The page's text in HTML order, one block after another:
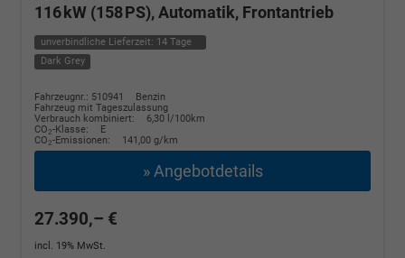
116 kW (158 PS), Automatik, Frontantrieb
unverbindliche Lieferzeit: 14 Tage
Dark Grey
Fahrzeugnr.: 510941
Benzin
Fahrzeug mit Tageszulassung
Verbrauch kombiniert:
6,30 l/100km
CO2-Klasse:
E
CO2-Emissionen: 141,00 g/km
» Angebotdetails
27.390,– €
incl. 19% MwSt.